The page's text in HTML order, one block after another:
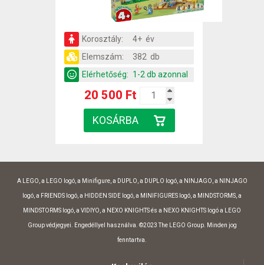
Korosztály:
4+ év
Elemszám:
382 db
Elérhetőség: 1-2 db azonnal
20 500 Ft
A LEGO, a LEGO logó, a Minifigure, a DUPLO, a DUPLO logó, a NINJAGO, a NINJAGO
logó, a FRIENDS logó, a HIDDEN SIDE logó, a MINIFIGURES logó, a MINDSTORMS, a
MINDSTORMS logó, a VIDIYO, a NEXO KNIGHTS és a NEXO KNIGHTS logó a LEGO
Group védjegyei. Engedéllyel használva. ©2023 The LEGO Group. Minden jog
fenntartva.